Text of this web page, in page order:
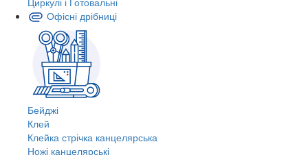
Офісні дрібниці
Бейджі
Клей
Клейка стрічка канцелярська
Ножі канцелярські